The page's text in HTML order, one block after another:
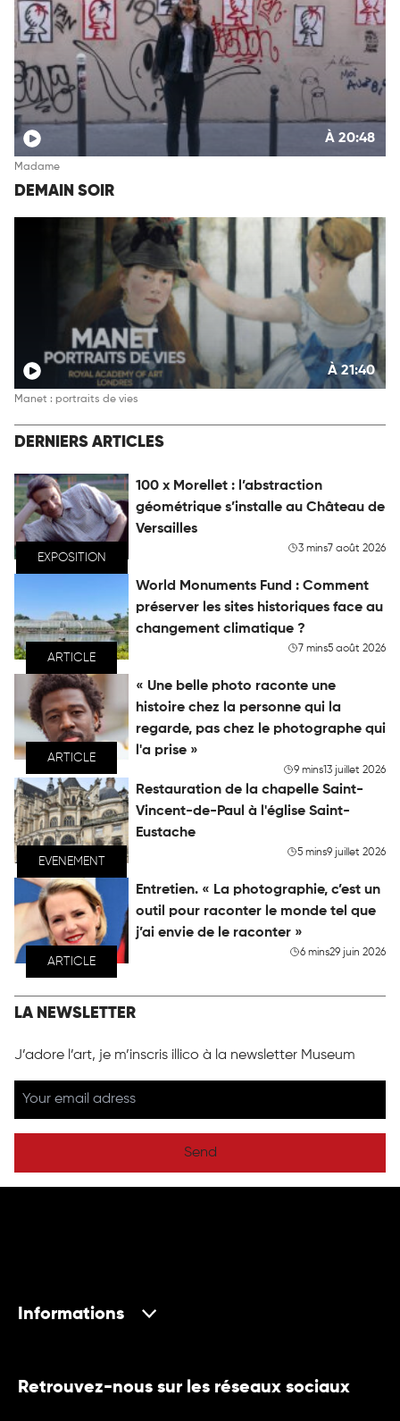
À 20:48
Madame
DEMAIN SOIR
À 21:40
Manet : portraits de vies
DERNIERS ARTICLES
EXPOSITION
100 x Morellet : l’abstraction
géométrique s’installe au Château de
Versailles
3 mins7 août 2026
ARTICLE
World Monuments Fund : Comment
préserver les sites historiques face au
changement climatique ?
7 mins5 août 2026
ARTICLE
« Une belle photo raconte une
histoire chez la personne qui la
regarde, pas chez le photographe qui
l'a prise »
9 mins13 juillet 2026
EVENEMENT
Restauration de la chapelle Saint-
Vincent-de-Paul à l'église Saint-
Eustache
5 mins9 juillet 2026
ARTICLE
Entretien. « La photographie, c’est un
outil pour raconter le monde tel que
j’ai envie de le raconter »
6 mins29 juin 2026
LA NEWSLETTER
J’adore l’art, je m’inscris illico à la newsletter Museum
Send
Informations
Retrouvez-nous sur les réseaux sociaux